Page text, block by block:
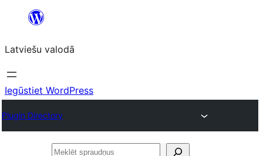
Pāriet
saturu
Latviešu valodā
Iegūstiet WordPress
Plugin Directory
Meklēt